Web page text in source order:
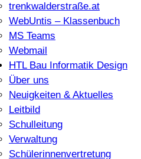
trenkwalderstraße.at
WebUntis – Klassenbuch
MS Teams
Webmail
HTL Bau Informatik Design
Über uns
Neuigkeiten & Aktuelles
Leitbild
Schulleitung
Verwaltung
Schülerinnenvertretung